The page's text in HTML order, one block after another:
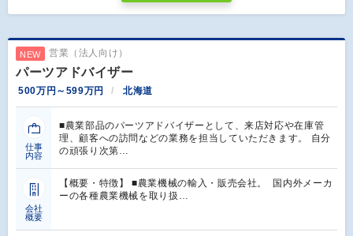
NEW 営業（法人向け）
パーツアドバイザー
500万円～599万円 北海道
仕事
内容
■農業部品のパーツアドバイザーとして、来店対応や在庫管
理、顧客への訪問などの業務を担当していただきます。 自分
の頑張り次第…
会社
概要
【概要・特徴】 ■農業機械の輸入・販売会社。 国内外メーカ
ーの各種農業機械を取り扱…